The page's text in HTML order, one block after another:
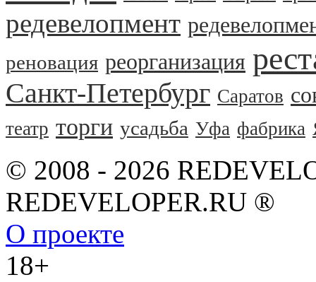
редевелопмент
реновация реорганизация
Санкт-Петербург Саратов
театр торги усадьба Уфа фабрика
© 2008 - 2026
REDEVELOPER.RU ®
О проекте
18+